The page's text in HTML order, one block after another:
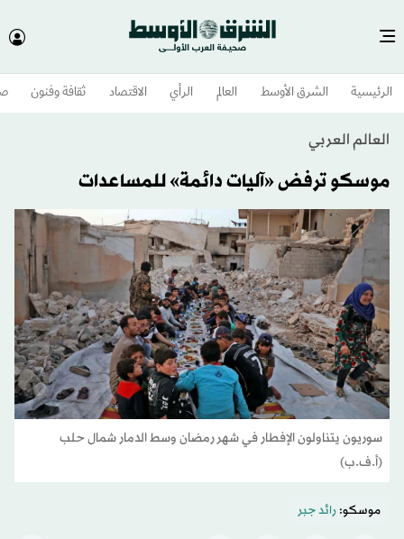
الرئيسية الشرق الأوسط​ العالم الرأي الاقتصاد ثقافة وفنون
العالم العربي
موسكو ترفض «آليات دائمة» للمساعدات
سوريون يتناولون الإفطار في شهر رمضان وسط الدمار شمال حلب
(أ.ف.ب)
موسكو:رائد جبر